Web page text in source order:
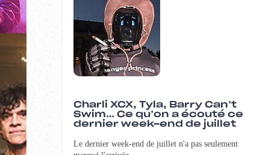
Charli XCX, Tyla, Barry Can’t
Swim… Ce qu’on a écouté ce
dernier week-end de juillet
Le dernier week-end de juillet n'a pas seulement